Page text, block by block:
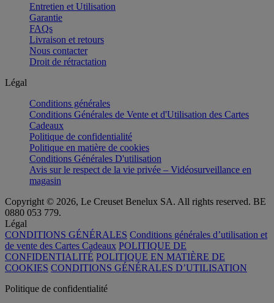
Entretien et Utilisation
Garantie
FAQs
Livraison et retours
Nous contacter
Droit de rétractation
Légal
Conditions générales
Conditions Générales de Vente et d'Utilisation des Cartes
Cadeaux
Politique de confidentialité
Politique en matière de cookies
Conditions Générales D'utilisation
Avis sur le respect de la vie privée – Vidéosurveillance en
magasin
Copyright © 2026, Le Creuset Benelux SA. All rights reserved. BE
0880 053 779.
Légal
CONDITIONS GÉNÉRALES Conditions générales d’utilisation et
de vente des Cartes Cadeaux POLITIQUE DE
CONFIDENTIALITÉ POLITIQUE EN MATIÈRE DE
COOKIES CONDITIONS GÉNÉRALES D’UTILISATION
Politique de confidentialité